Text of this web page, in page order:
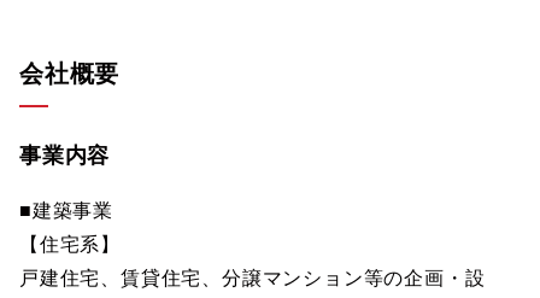
会社概要
事業内容
■建築事業
【住宅系】
戸建住宅、賃貸住宅、分譲マンション等の企画・設